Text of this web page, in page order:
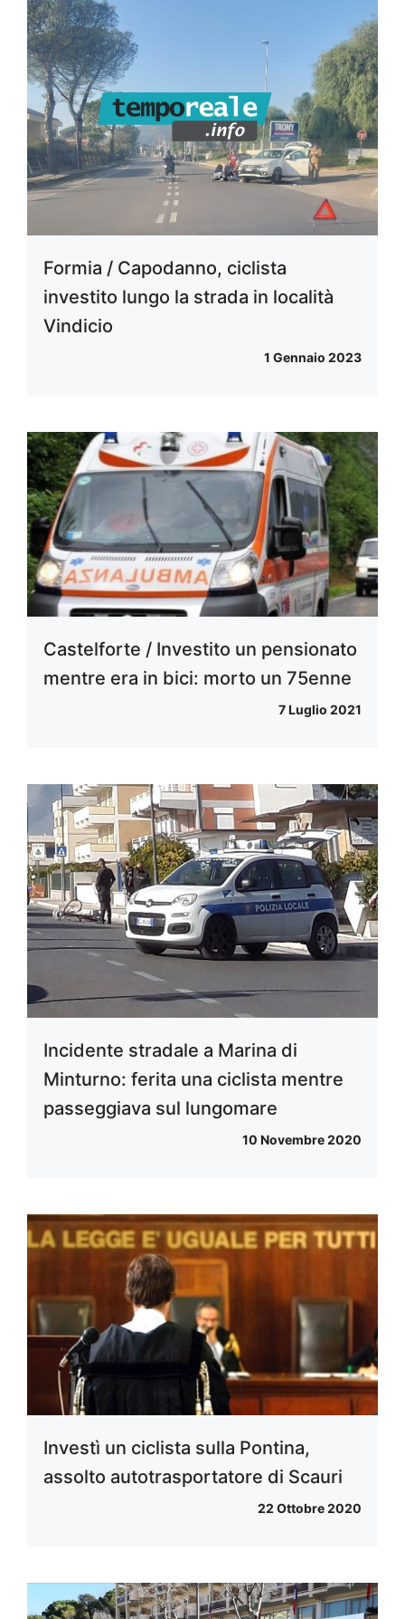
Formia / Capodanno, ciclista
investito lungo la strada in località
Vindicio
1 Gennaio 2023
Castelforte / Investito un pensionato
mentre era in bici: morto un 75enne
7 Luglio 2021
Incidente stradale a Marina di
Minturno: ferita una ciclista mentre
passeggiava sul lungomare
10 Novembre 2020
Investì un ciclista sulla Pontina,
assolto autotrasportatore di Scauri
22 Ottobre 2020